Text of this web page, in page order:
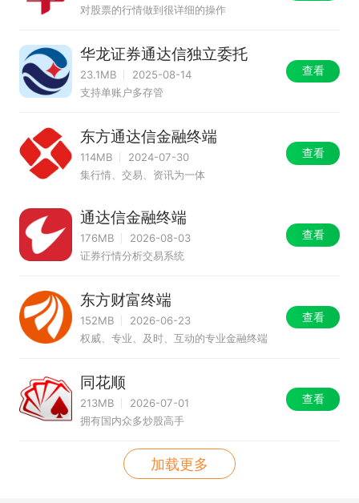
对股票的行情做到很详细的操作
华龙证券通达信独立委托
23.1MB
2025-08-14
支持单账户多存管
查看
东方通达信金融终端
114MB
2024-07-30
集行情、交易、资讯为一体
查看
通达信金融终端
176MB
2026-08-03
证券行情分析交易系统
查看
东方财富终端
152MB
2026-06-23
权威、专业、及时、互动的专业金融终端
查看
同花顺
213MB
2026-07-01
拥有国内众多炒股高手
查看
加载更多